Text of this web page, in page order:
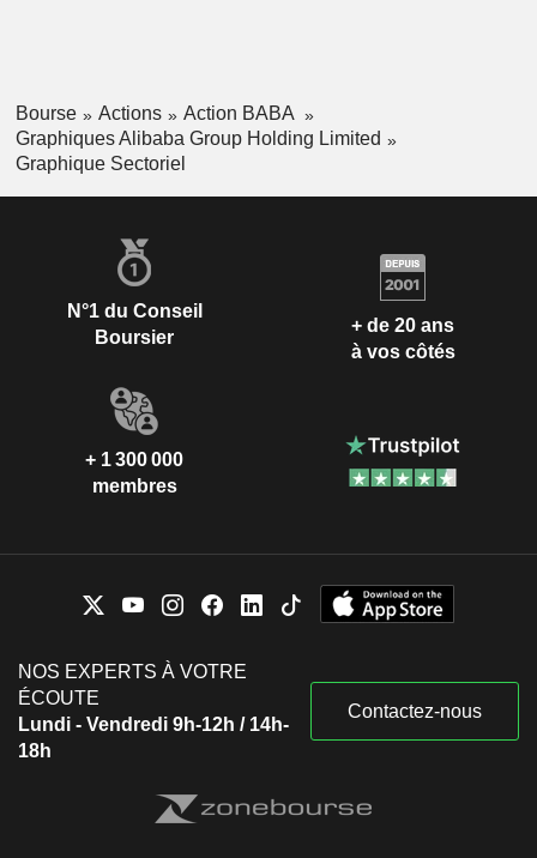
Bourse Actions
Action BABA
Graphiques Alibaba Group Holding Limited
Graphique Sectoriel
N°1 du Conseil
Boursier
+ de 20 ans
à vos côtés
+ 1 300 000
membres
NOS EXPERTS À VOTRE
ÉCOUTE
Lundi - Vendredi 9h-12h / 14h-
18h
Contactez-nous